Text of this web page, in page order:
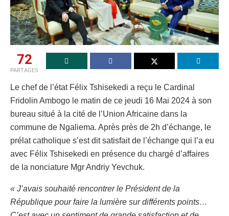
72
PARTAGES
Le chef de l’état Félix Tshisekedi a reçu le Cardinal
Fridolin Ambogo le matin de ce jeudi 16 Mai 2024 à son
bureau situé à la cité de l’Union Africaine dans la
commune de Ngaliema. Après près de 2h d’échange, le
prélat catholique s’est dit satisfait de l’échange qui l’a eu
avec Félix Tshisekedi en présence du chargé d’affaires
de la nonciature Mgr Andriy Yevchuk.
« J’avais souhaité rencontrer le Président de la
République pour faire la lumière sur différents points…